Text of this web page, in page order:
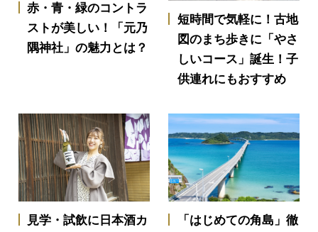
赤・青・緑のコントラ
ストが美しい！「元乃
隅神社」の魅力とは？
短時間で気軽に！古地
図のまち歩きに「やさ
しいコース」誕生！子
供連れにもおすすめ
見学・試飲に日本酒カ
「はじめての角島」徹